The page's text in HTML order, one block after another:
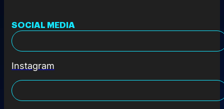
SOCIAL MEDIA
Instagram